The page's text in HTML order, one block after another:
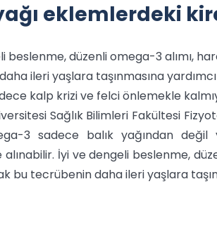
eklemlerdeki
beslenme, düzenli omega-3 alımı,
ileri yaşlara taşınmasına
kalp krizi ve felci önlemekle
Sağlık Bilimleri Fakültesi
3 sadece balık yağından
İyi ve dengeli beslenme,
bu tecrübenin daha ileri yaşlara